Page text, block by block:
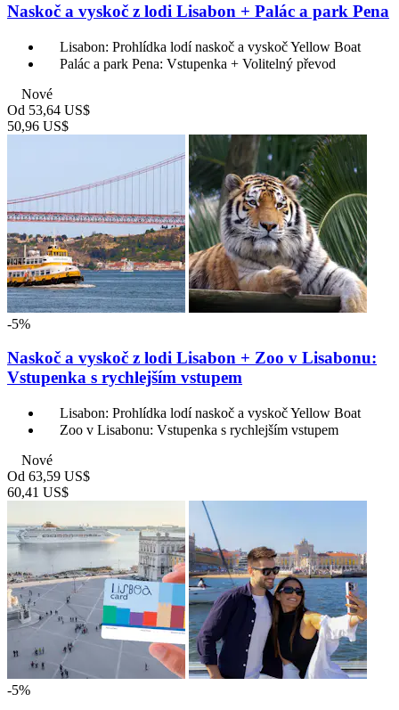
Naskoč a vyskoč z lodi Lisabon + Palác a park Pena
Lisabon: Prohlídka lodí naskoč a vyskoč Yellow Boat
Palác a park Pena: Vstupenka + Volitelný převod
Nové
Od 53,64 US$
50,96 US$
-5%
Naskoč a vyskoč z lodi Lisabon + Zoo v Lisabonu:
Vstupenka s rychlejším vstupem
Lisabon: Prohlídka lodí naskoč a vyskoč Yellow Boat
Zoo v Lisabonu: Vstupenka s rychlejším vstupem
Nové
Od 63,59 US$
60,41 US$
-5%